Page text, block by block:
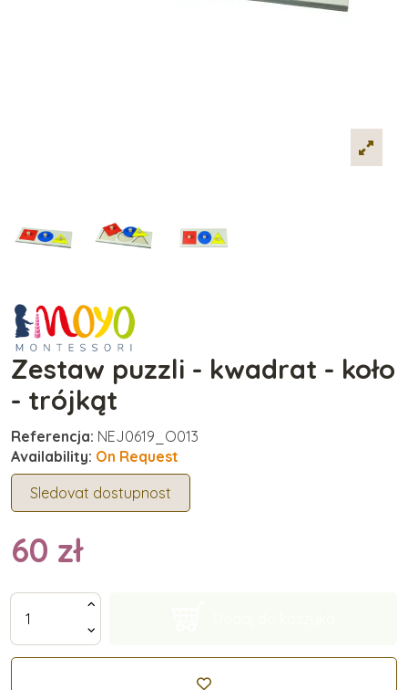
Zestaw puzzli - kwadrat - koło
- trójkąt
Referencja: NEJ0619_O013
Availability: On Request
Sledovat dostupnost
60 zł